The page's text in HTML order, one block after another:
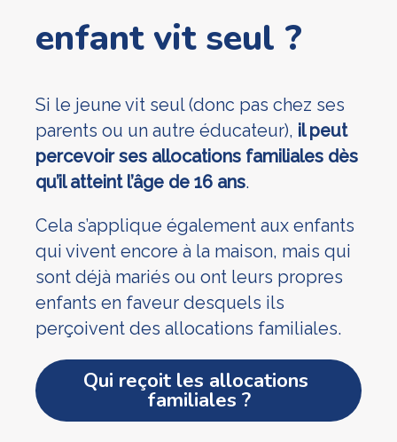
enfant vit seul ?
Si le jeune vit seul (donc pas chez ses
parents ou un autre éducateur), il peut
percevoir ses allocations familiales dès
qu’il atteint l’âge de 16 ans.
Cela s’applique également aux enfants
qui vivent encore à la maison, mais qui
sont déjà mariés ou ont leurs propres
enfants en faveur desquels ils
perçoivent des allocations familiales.
Qui reçoit les allocations
familiales ?